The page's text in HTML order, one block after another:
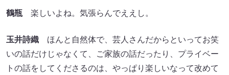
鶴瓶 楽しいよね。気張らんでええし。
玉井詩織 ほんと自然体で、芸人さんだからといってお笑
いの話だけじゃなくて、ご家族の話だったり、プライベー
トの話をしてくださるのは、やっぱり楽しいなって改めて